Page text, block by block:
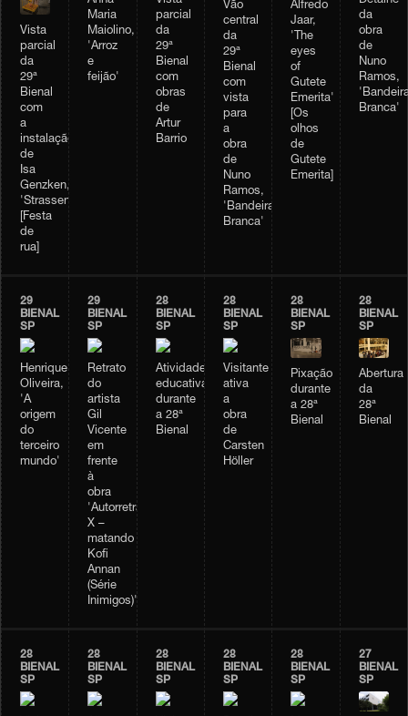
Vista
parcial
da
29ª
Bienal
com
a
instalação
de
Isa
Genzken,
'Strassenfest'
[Festa
de
rua]
Maria
Maiolino,
'Arroz
e
feijão'
parcial
da
29ª
Bienal
com
obras
de
Artur
Barrio
Vão
central
da
29ª
Bienal
com
vista
para
a
obra
de
Nuno
Ramos,
'Bandeira
Branca'
Alfredo
Jaar,
'The
eyes
of
Gutete
Emerita'
[Os
olhos
de
Gutete
Emerita]
da
obra
de
Nuno
Ramos,
Branca'
29
BIENAL
SP
Henrique
Oliveira,
'A
origem
do
terceiro
mundo'
29
BIENAL
SP
Retrato
do
artista
Gil
Vicente
em
frente
à
obra
'Autorretrato
X –
matando
Kofi
Annan
(Série
Inimigos)'
28
BIENAL
SP
Atividade
educativa
durante
a 28ª
Bienal
28
BIENAL
SP
Visitante
ativa
a
obra
de
Carsten
Höller
28
BIENAL
SP
Pixação
durante
a 28ª
Bienal
28
BIENAL
SP
Abertura
da
28ª
Bienal
28
BIENAL
SP
28
BIENAL
SP
28
BIENAL
SP
28
BIENAL
SP
28
BIENAL
SP
27
BIENAL
SP